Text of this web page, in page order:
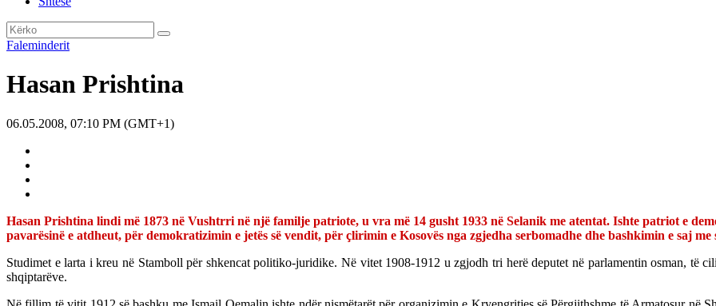
Faleminderit
Hasan Prishtina
06.05.2008, 07:10 PM (GMT+1)
Hasan Prishtina lindi më 1873 në Vushtrri në një familje patriote, u vra më 14 gusht 1933 në Selanik me atentat. Ishte patriot e
pavarësinë e atdheut, për demokratizimin e jetës së vendit, për çlirimin e Kosovës nga zgjedha serbomadhe dhe bashkimin e saj
Studimet e larta i kreu në Stamboll për shkencat politiko-juridike. Në vitet 1908-1912 u zgjodh tri herë deputet në parlamentin osman, të
shqiptarëve.